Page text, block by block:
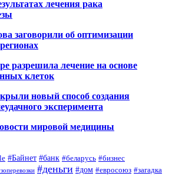
лечения рака
заговорили об оптимизации
разрешила лечение на основе
клеток
новый способ создания
эксперимента
мировой медицины
#Байнет #банк #беларусь #бизнес
#деньги #дом #евросоюз #загадка